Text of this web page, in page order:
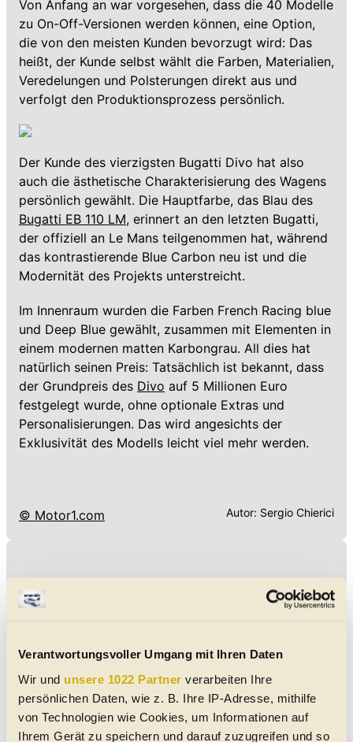
Verantwortungsvoller Umgang mit Ihren Daten
Wir und unsere 1022 Partner verarbeiten Ihre
persönlichen Daten, wie z. B. Ihre IP-Adresse, mithilfe
von Technologien wie Cookies, um Informationen auf
Ihrem Gerät zu speichern und darauf zuzugreifen und so
Von Anfang an war vorgesehen, dass die 40 Modelle
zu On-Off-Versionen werden können, eine Option,
die von den meisten Kunden bevorzugt wird: Das
heißt, der Kunde selbst wählt die Farben, Materialien,
Veredelungen und Polsterungen direkt aus und
verfolgt den Produktionsprozess persönlich.
Der Kunde des vierzigsten Bugatti Divo hat also
auch die ästhetische Charakterisierung des Wagens
persönlich gewählt. Die Hauptfarbe, das Blau des
Bugatti EB 110 LM, erinnert an den letzten Bugatti,
der offiziell an Le Mans teilgenommen hat, während
das kontrastierende Blue Carbon neu ist und die
Modernität des Projekts unterstreicht.
Im Innenraum wurden die Farben French Racing blue
und Deep Blue gewählt, zusammen mit Elementen in
einem modernen matten Karbongrau. All dies hat
natürlich seinen Preis: Tatsächlich ist bekannt, dass
der Grundpreis des Divo auf 5 Millionen Euro
festgelegt wurde, ohne optionale Extras und
Personalisierungen. Das wird angesichts der
Exklusivität des Modells leicht viel mehr werden.
© Motor1.com Autor: Sergio Chierici